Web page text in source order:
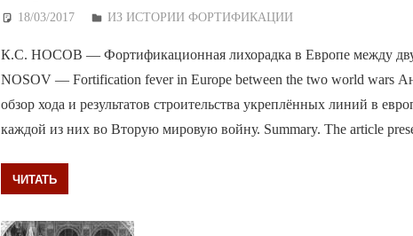
18/03/2017 Дежурный по Редакции
ИЗ ИСТОРИИ ФОРТИФИКАЦИИ
К.С. НОСОВ — Фортификационная лихорадка в Европе между
NOSOV — Fortification fever in Europe between the two world wars
обзор хода и результатов строительства укреплённых линий в
каждой из них во Вторую мировую войну. Summary. The article
ЧИТАТЬ